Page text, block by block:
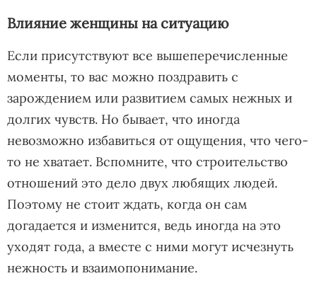
Влияние женщины на ситуацию
Если присутствуют все вышеперечисленные
моменты, то вас можно поздравить с
зарождением или развитием самых нежных и
долгих чувств. Но бывает, что иногда
невозможно избавиться от ощущения, что чего-
то не хватает. Вспомните, что строительство
отношений это дело двух любящих людей.
Поэтому не стоит ждать, когда он сам
догадается и изменится, ведь иногда на это
уходят года, а вместе с ними могут исчезнуть
нежность и взаимопонимание.